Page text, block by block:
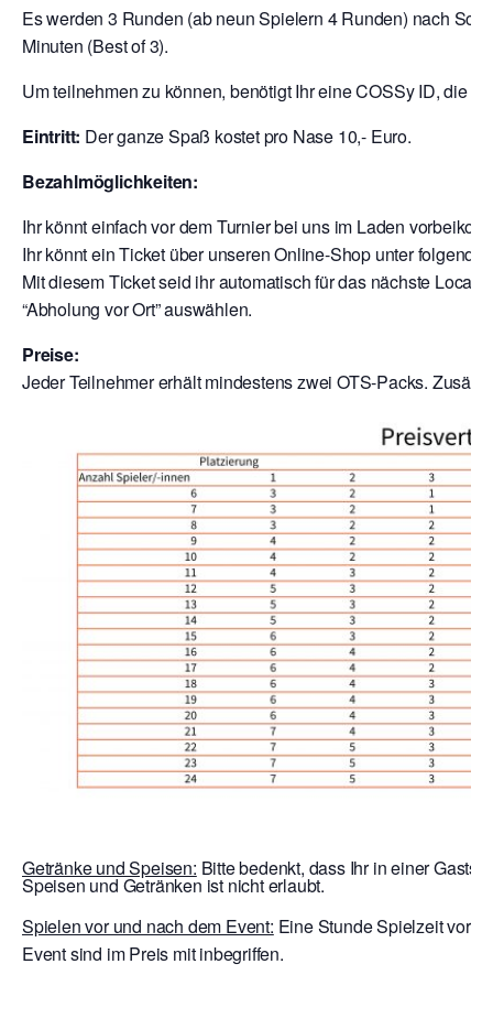
Es werden 3 Runden (ab neun Spielern 4 Runden) nach
Minuten (Best of 3).
Um teilnehmen zu können, benötigt Ihr eine COSSy ID, die
Eintritt: Der ganze Spaß kostet pro Nase 10,- Euro.
Bezahlmöglichkeiten:
Ihr könnt einfach vor dem Turnier bei uns im Laden
Ihr könnt ein Ticket über unseren Online-Shop unter
Mit diesem Ticket seid ihr automatisch für das nächste Local
“Abholung vor Ort” auswählen.
Preise:
Jeder Teilnehmer erhält mindestens zwei OTS-Packs.
Getränke und Speisen: Bitte bedenkt, dass Ihr in einer
Speisen und Getränken ist nicht erlaubt.
Spielen vor und nach dem Event: Eine Stunde Spielzeit vor
Event sind im Preis mit inbegriffen.